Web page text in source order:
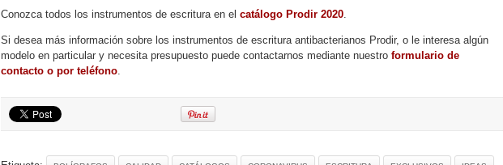
Conozca todos los instrumentos de escritura en el catálogo Prodir 2020.
Si desea más información sobre los instrumentos de escritura antibacterianos Prodir, o le interesa algún
modelo en particular y necesita presupuesto puede contactarnos mediante nuestro formulario de
contacto o por teléfono.